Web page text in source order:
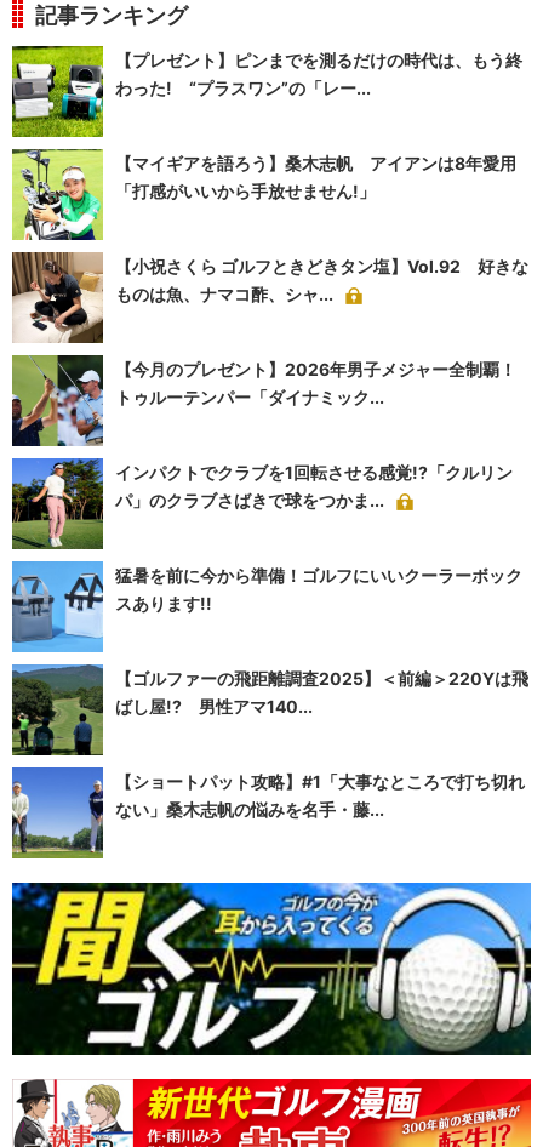
記事ランキング
【プレゼント】ピンまでを測るだけの時代は、もう終
わった! “プラスワン”の「レー...
【マイギアを語ろう】桑木志帆 アイアンは8年愛用
「打感がいいから手放せません!」
【小祝さくら ゴルフときどきタン塩】Vol.92 好きな
ものは魚、ナマコ酢、シャ...
【今月のプレゼント】2026年男子メジャー全制覇！
トゥルーテンパー「ダイナミック...
インパクトでクラブを1回転させる感覚!?「クルリン
パ」のクラブさばきで球をつかま...
猛暑を前に今から準備！ゴルフにいいクーラーボック
スあります!!
【ゴルファーの飛距離調査2025】＜前編＞220Yは飛
ばし屋!? 男性アマ140...
【ショートパット攻略】#1「大事なところで打ち切れ
ない」桑木志帆の悩みを名手・藤...